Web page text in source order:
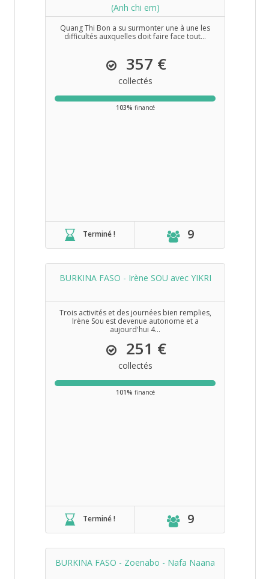
(Anh chi em)
Quang Thi Bon a su surmonter une à une les
difficultés auxquelles doit faire face tout...
357 €
collectés
103% financé
Terminé ! 9
BURKINA FASO - Irène SOU avec YIKRI
Trois activités et des journées bien remplies,
Irène Sou est devenue autonome et a
aujourd'hui 4...
251 €
collectés
101% financé
Terminé ! 9
BURKINA FASO - Zoenabo - Nafa Naana